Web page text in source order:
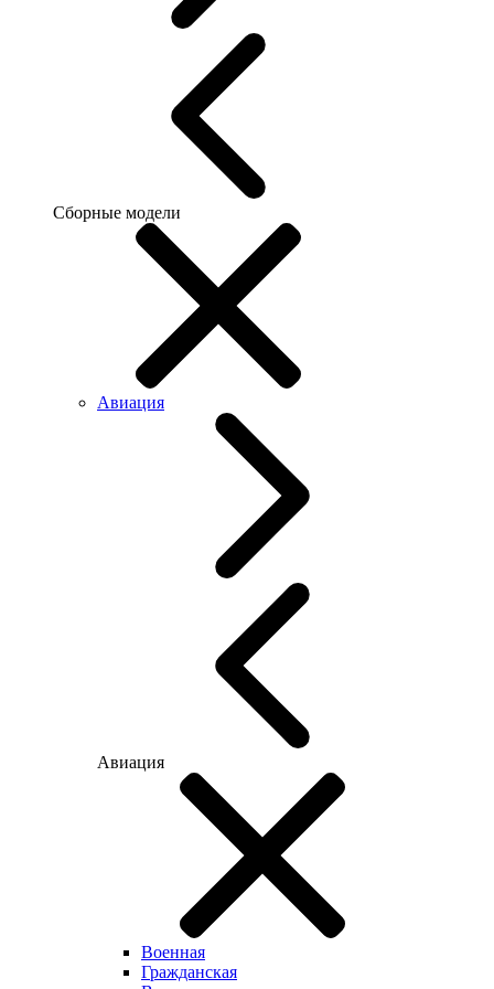
Сборные модели
Авиация
Авиация
Военная
Гражданская